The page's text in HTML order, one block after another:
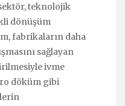
teknolojik
dönüşüm
fabrikaların daha
sağlayan
ivme
döküm gibi